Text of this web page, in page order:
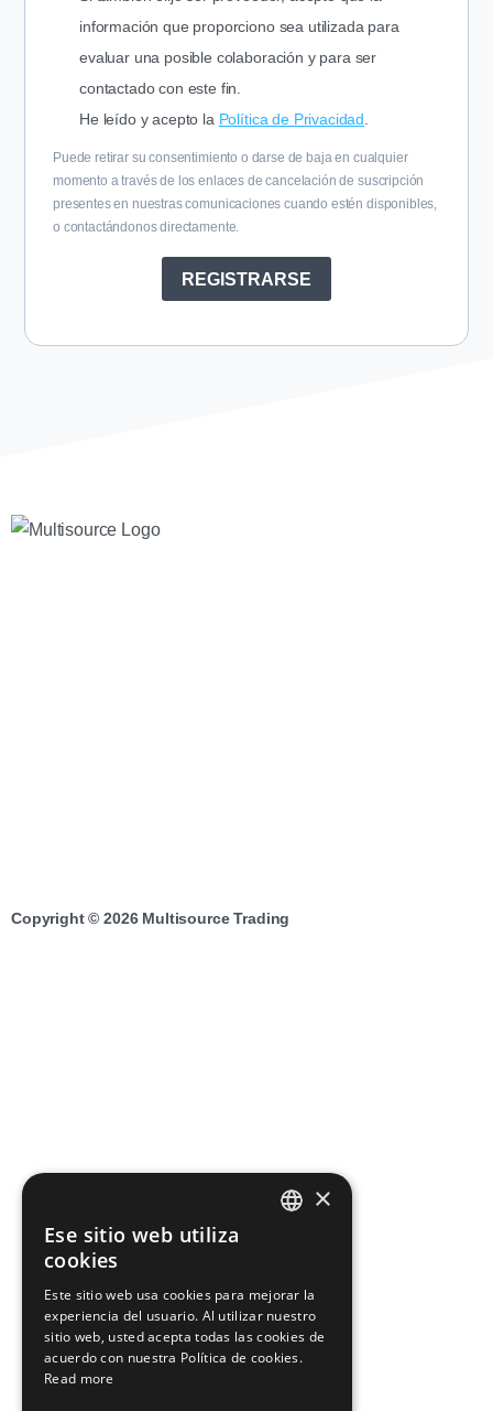
información que proporciono sea utilizada para
evaluar una posible colaboración y para ser
contactado con este fin.
He leído y acepto la Política de Privacidad
Puede retirar su consentimiento o darse de baja en cualquier
momento a través de los enlaces de cancelación de suscripción
presentes en nuestras comunicaciones cuando estén disponibles,
o contactándonos directamente.
REGISTRARSE
Copyright © 2026 Multisource Trading
GERMAN
FRENCH
×
Ese sitio web utiliza
cookies
Este sitio web usa cookies para mejorar la
experiencia del usuario. Al utilizar nuestro
sitio web, usted acepta todas las cookies de
acuerdo con nuestra Política de cookies.
Read more